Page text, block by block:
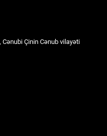
Çinin Cənub vilayəti